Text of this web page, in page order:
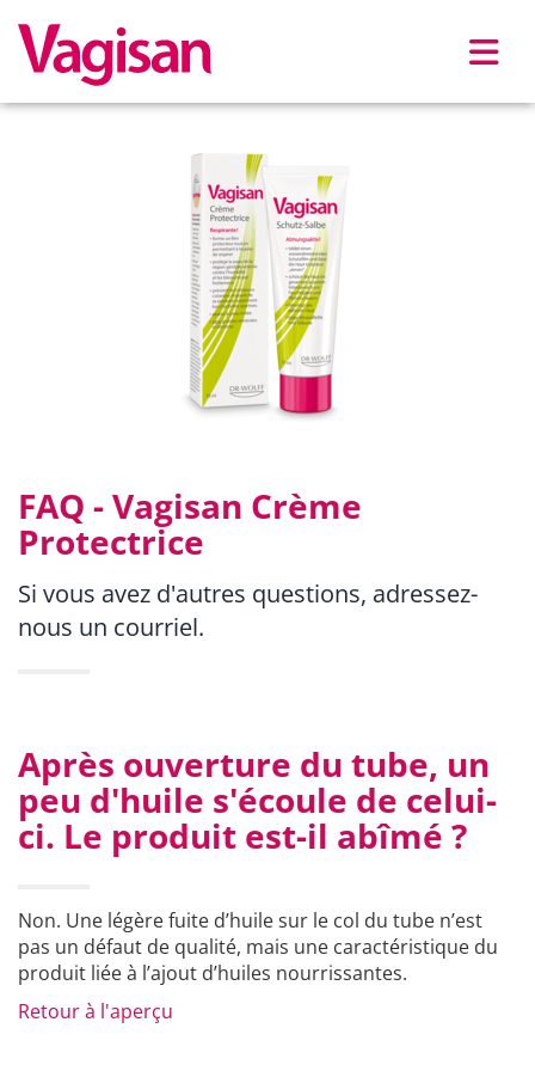
FAQ - Vagisan Crème
Protectrice
Si vous avez d'autres questions, adressez-
nous un courriel.
Après ouverture du tube, un
peu d'huile s'écoule de celui-
ci. Le produit est-il abîmé ?
Non. Une légère fuite d’huile sur le col du tube n’est
pas un défaut de qualité, mais une caractéristique du
produit liée à l’ajout d’huiles nourrissantes.
Retour à l'aperçu